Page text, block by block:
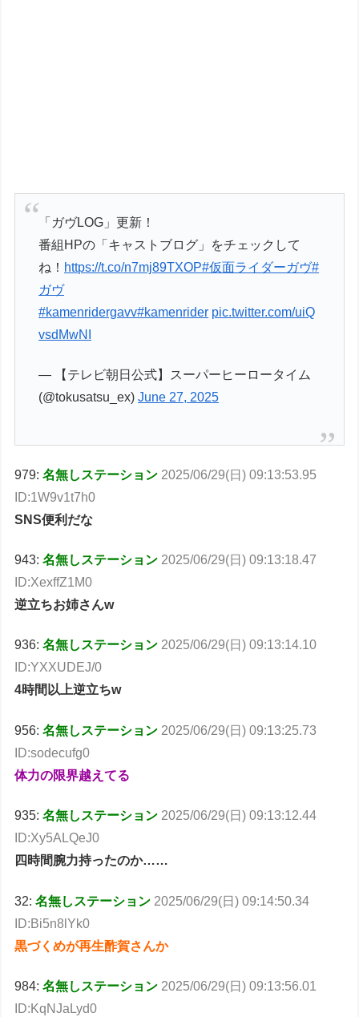
「ガヴLOG」更新！
番組HPの「キャストブログ」をチェックして
ね！ https://t.co/n7mj89TXOP#仮面ライダーガヴ#
ガヴ
#kamenridergavv#kamenrider pic.twitter.com/uiQ
vsdMwNI
— 【テレビ朝日公式】スーパーヒーロータイム
(@tokusatsu_ex)June 27, 2025
979:名無しステーション 2025/06/29(日) 09:13:53.95
ID:1W9v1t7h0
SNS便利だな
943:名無しステーション 2025/06/29(日) 09:13:18.47
ID:XexffZ1M0
逆立ちお姉さんw
936:名無しステーション 2025/06/29(日) 09:13:14.10
ID:YXXUDEJ/0
4時間以上逆立ちw
956:名無しステーション 2025/06/29(日) 09:13:25.73
ID:sodecufg0
体力の限界越えてる
935:名無しステーション 2025/06/29(日) 09:13:12.44
ID:Xy5ALQeJ0
四時間腕力持ったのか……
32:名無しステーション 2025/06/29(日) 09:14:50.34
ID:Bi5n8lYk0
黒づくめが再生酢賀さんか
984:名無しステーション 2025/06/29(日) 09:13:56.01
ID:KqNJaLyd0